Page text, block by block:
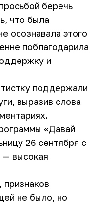
беречь
что была
осознавала этого
поблагодарила
и
поддержали
выразив слова
«Давай
26 сентября с
— высокая
признаков
не было, но